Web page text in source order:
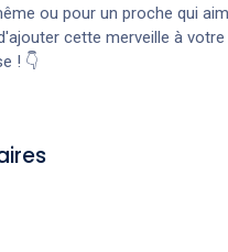
ou pour un proche qui
cette merveille à
! 👇